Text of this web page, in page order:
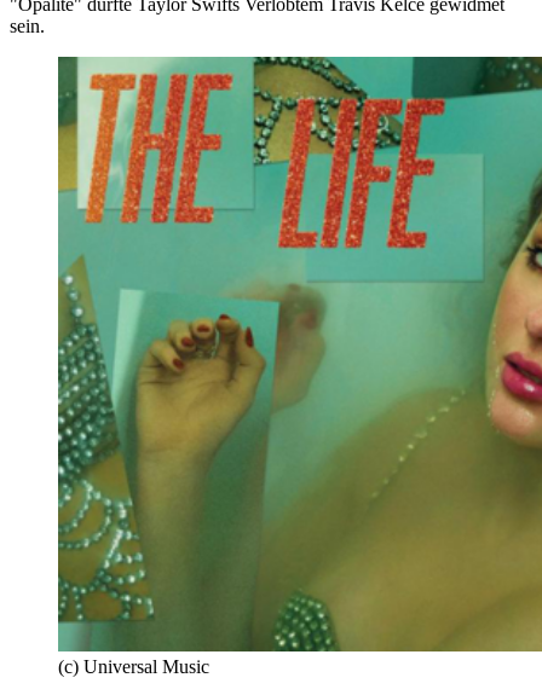
"Opalite" dürfte Taylor Swifts Verlobtem Travis Kelce gewidmet
sein.
(c) Universal Music